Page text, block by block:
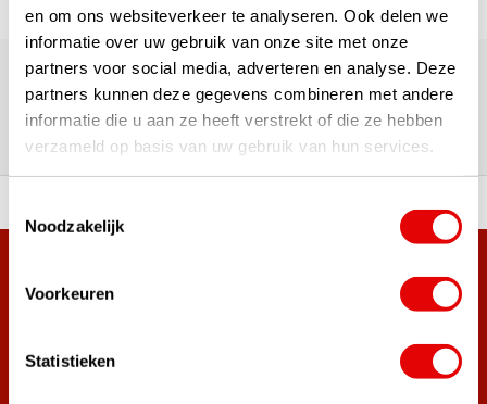
en om ons websiteverkeer te analyseren. Ook delen we
informatie over uw gebruik van onze site met onze
partners voor social media, adverteren en analyse. Deze
partners kunnen deze gegevens combineren met andere
informatie die u aan ze heeft verstrekt of die ze hebben
verzameld op basis van uw gebruik van hun services.
Noodzakelijk
Voorkeuren
Statistieken
180.000+ Klanten | 5.000+ Reviews | Trusted Shops, TrustPilot,
Google
Reviews: Onze klanten aan het
woord
Meer dan 38.000 klanten hebben zich al
aangemeld.
golf aanbiedingen!